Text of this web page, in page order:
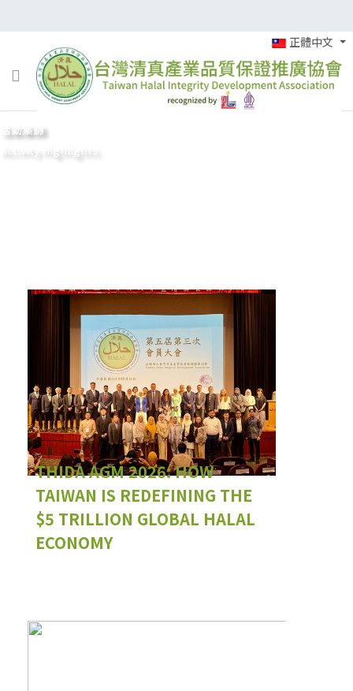
正體中文
活動集錦
Activity Highlights
THIDA AGM 2026: HOW
TAIWAN IS REDEFINING THE
$5 TRILLION GLOBAL HALAL
ECONOMY